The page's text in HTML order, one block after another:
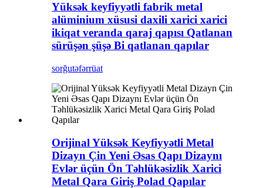
Yüksək keyfiyyətli fabrik metal
alüminium xüsusi daxili xarici xarici
ikiqat veranda qaraj qapısı Qatlanan
sürüşən şüşə Bi qatlanan qapılar
sorğutəfərrüat
Orijinal Yüksək Keyfiyyətli Metal
Dizayn Çin Yeni Əsas Qapı Dizaynı
Evlər üçün Ön Təhlükəsizlik Xarici
Metal Qara Giriş Polad Qapılar